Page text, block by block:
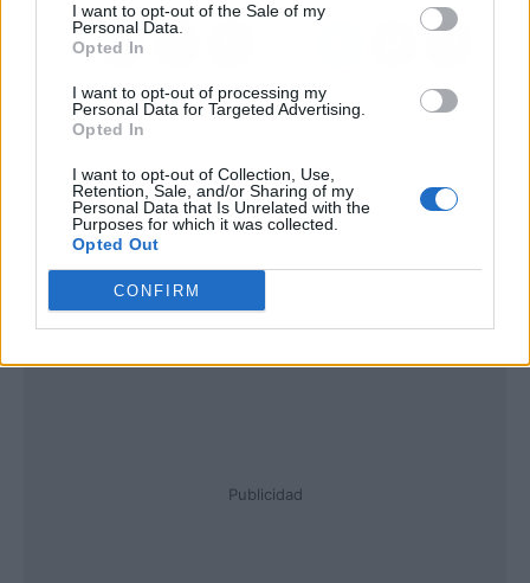
I want to opt-out of the Sale of my
Personal Data.
Opted In
I want to opt-out of processing my
Personal Data for Targeted Advertising.
Opted In
I want to opt-out of Collection, Use,
Retention, Sale, and/or Sharing of my
Personal Data that Is Unrelated with the
Purposes for which it was collected.
Opted Out
CONFIRM
Publicidad